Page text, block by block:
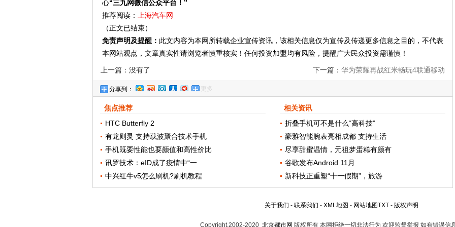
心“三九网微信公众平台！”
推荐阅读：
上海汽车网
（正文已结束）
免责声明及提醒： 此文内容为本网所转载企业宣传资讯，该相关信息仅为宣传及传递更多信息之目的，不代表
本网站观点，文章真实性请浏览者慎重核实！任何投资加盟均有风险，提醒广大民众投资需谨慎！
上一篇：没有了 下一篇： 华为荣耀再战红米畅玩4联通移动
分享到： 更多
焦点推荐
HTC Butterfly 2
有龙则灵 支持载波聚合技术手机
手机既要性能也要颜值和高性价比
讯罗技术：eID成了疫情中“一
中兴红牛v5怎么刷机?刷机教程
相关资讯
折叠手机可不是什么“高科技”
豪雅智能腕表亮相成都 支持生活
尽享甜蜜温情，元祖梦蛋糕有颜有
谷歌发布Android 11月
新科技正重塑“十一假期”，旅游
关于我们 - 联系我们 - XML地图 - 网站地图TXT- 版权声明
Copyright.2002-2020 北京都市网 版权所有 本网拒绝一切非法行为 欢迎监督举报 如有错误信